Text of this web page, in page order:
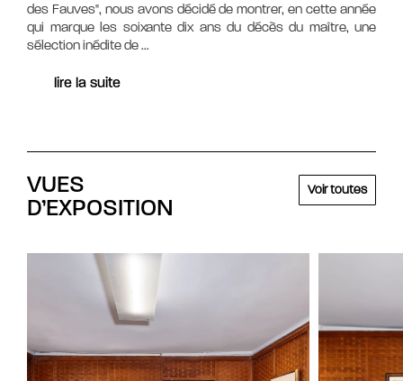
des Fauves", nous avons décidé de montrer, en cette année
qui marque les soixante dix ans du décès du maître, une
sélection inédite de...
lire la suite
VUES
D’EXPOSITION
Voir toutes